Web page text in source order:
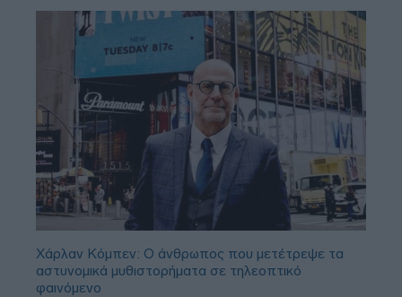
Χάρλαν Κόμπεν: Ο άνθρωπος που μετέτρεψε τα
αστυνομικά μυθιστορήματα σε τηλεοπτικό
φαινόμενο